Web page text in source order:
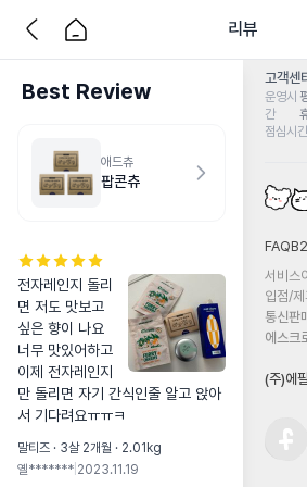
리뷰
Best Review
애드츄
팝콘츄
전자레인지 돌리
면 저도 맛보고
싶은 향이 나요
너무 맛있어하고
이제 전자레인지
만 돌리면 자기 간식인줄 알고 앉아
서 기다려요ㅠㅠㅋ
말티즈 · 3살 2개월 · 2.01kg
옐******* 2023.11.19
고객센
운영시
간
점심시간
FAQ
서비스
입점/
통신판
에스크
(주)에